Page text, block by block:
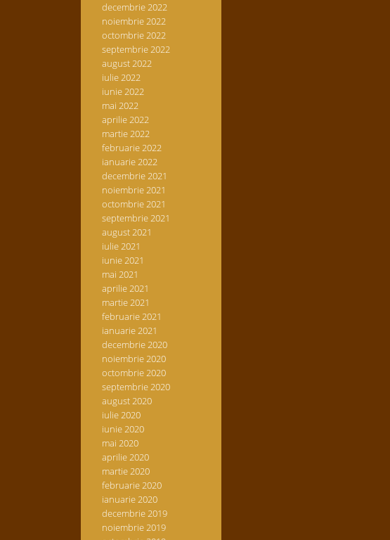
decembrie 2022
noiembrie 2022
octombrie 2022
septembrie 2022
august 2022
iulie 2022
iunie 2022
mai 2022
aprilie 2022
martie 2022
februarie 2022
ianuarie 2022
decembrie 2021
noiembrie 2021
octombrie 2021
septembrie 2021
august 2021
iulie 2021
iunie 2021
mai 2021
aprilie 2021
martie 2021
februarie 2021
ianuarie 2021
decembrie 2020
noiembrie 2020
octombrie 2020
septembrie 2020
august 2020
iulie 2020
iunie 2020
mai 2020
aprilie 2020
martie 2020
februarie 2020
ianuarie 2020
decembrie 2019
noiembrie 2019